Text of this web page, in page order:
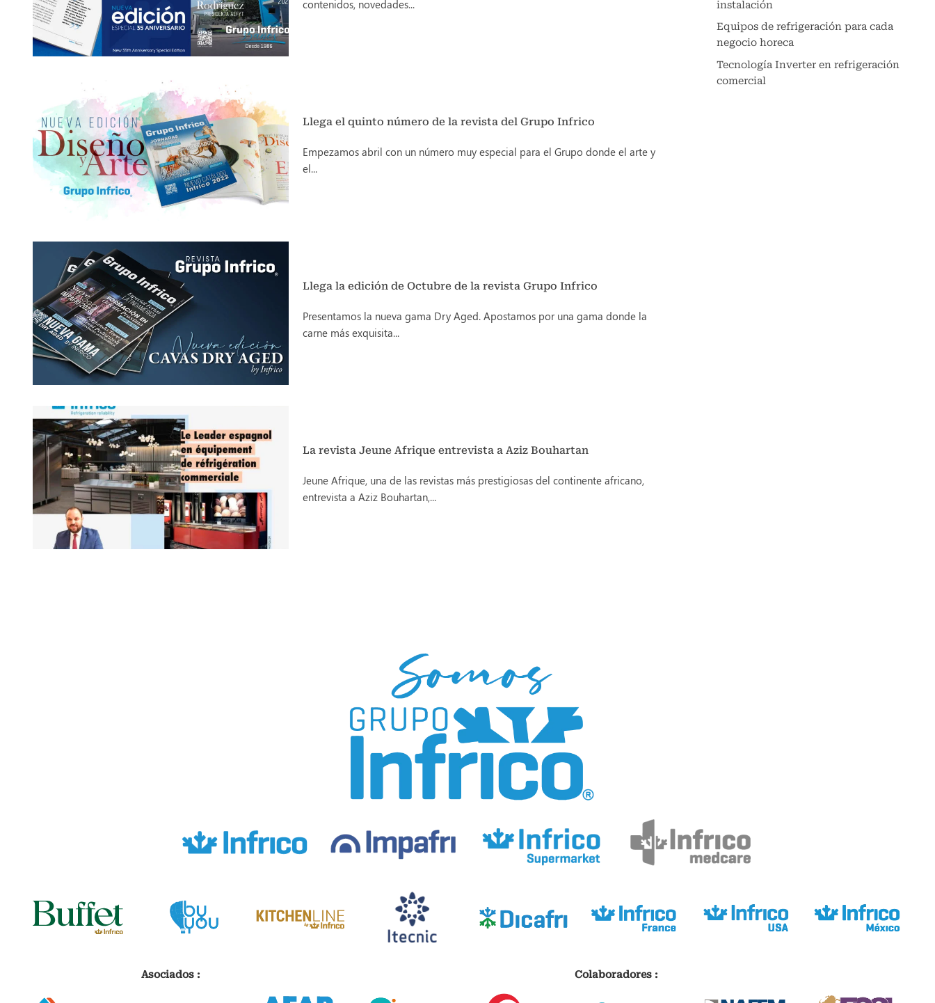
contenidos, novedades...
Llega el quinto número de la revista del Grupo Infrico
Empezamos abril con un número muy especial para el Grupo donde el arte y
el...
Llega la edición de Octubre de la revista Grupo Infrico
Presentamos la nueva gama Dry Aged. Apostamos por una gama donde la
carne más exquisita...
La revista Jeune Afrique entrevista a Aziz Bouhartan
Jeune Afrique, una de las revistas más prestigiosas del continente africano,
entrevista a Aziz Bouhartan,...
instalación
Equipos de refrigeración para cada
negocio horeca
Tecnología Inverter en refrigeración
comercial
Asociados : Colaboradores :